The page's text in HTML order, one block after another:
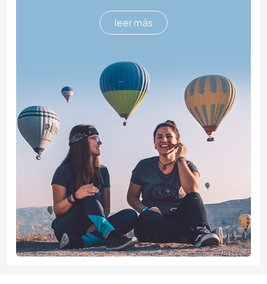
leer más